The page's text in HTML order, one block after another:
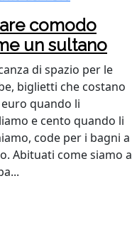
comodo
un sultano
di spazio per le
biglietti che costano
quando li
e cento quando li
code per i bagni a
Abituati come siamo a